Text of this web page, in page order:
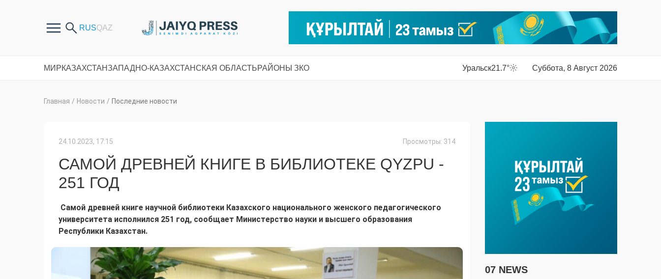
МИРКАЗАХСТАНЗАПАДНО-КАЗАХСТАНСКАЯ ОБЛАСТЬРАЙОНЫ ЗКО Уральск21.7° Суббота, 8 Август 2026
Главная / Новости / Последние новости
24.10.2023, 17:15 Просмотры: 314
САМОЙ ДРЕВНЕЙ КНИГЕ В БИБЛИОТЕКЕ QYZPU -
251 ГОД
Самой древней книге научной библиотеки Казахского национального женского педагогического
университета исполнился 251 год, сообщает Министерство науки и высшего образования
Республики Казахстан.
07 NEWS